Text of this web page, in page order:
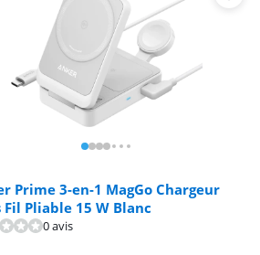
Prime 3-en-1 MagGo Chargeur
Fil Pliable 15 W Blanc
0 avis